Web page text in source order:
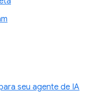
seu agente de IA